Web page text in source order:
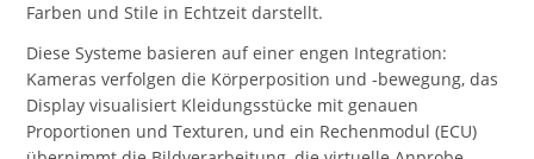
Farben und Stile in Echtzeit darstellt.
Diese Systeme basieren auf einer engen Integration:
Kameras verfolgen die Körperposition und -bewegung, das
Display visualisiert Kleidungsstücke mit genauen
Proportionen und Texturen, und ein Rechenmodul (ECU)